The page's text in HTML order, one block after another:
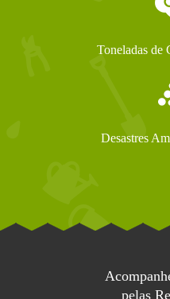
Toneladas de
Desastres
pelas